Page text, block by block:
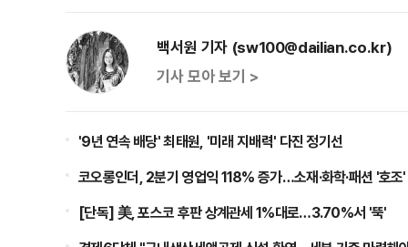
백서원 기자 (sw100@dailian.co.kr)
기사 모아 보기 >
'9년 연속 배당' 최태원, '미래 지배력' 다진 정기선
코오롱인더, 2분기 영업익 118% 증가…소재·화학·패션 '호조'
[단독] 美, 포스코 후판 상계관세 1%대로…3.70%서 '뚝'